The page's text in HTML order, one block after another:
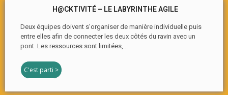
H@CKTIVITÉ – LE LABYRINTHE AGILE
Deux équipes doivent s'organiser de manière individuelle puis
entre elles afin de connecter les deux côtés du ravin avec un
pont. Les ressources sont limitées,...
C'est parti >